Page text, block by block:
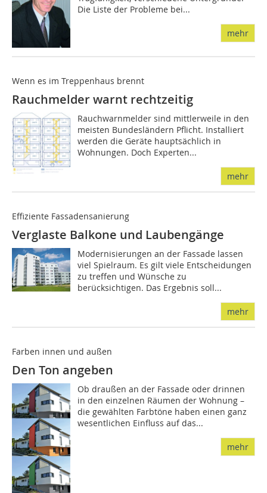
Die Liste der Probleme bei...
mehr
Wenn es im Treppenhaus brennt
Rauchmelder warnt rechtzeitig
Rauchwarnmelder sind mittlerweile in den
meisten Bundesländern Pflicht. Installiert
werden die Geräte hauptsächlich in
Wohnungen. Doch Experten...
mehr
Effiziente Fassadensanierung
Verglaste Balkone und Laubengänge
Modernisierungen an der Fassade lassen
viel Spielraum. Es gilt viele Entscheidungen
zu treffen und Wünsche zu
berücksichtigen. Das Ergebnis soll...
mehr
Farben innen und außen
Den Ton angeben
Ob draußen an der Fassade oder drinnen
in den einzelnen Räumen der Wohnung –
die gewählten Farbtöne haben einen ganz
wesentlichen Einfluss auf das...
mehr